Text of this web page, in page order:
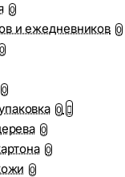
0
и ежедневников 0
0
0
0
0
0
0